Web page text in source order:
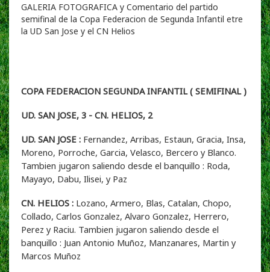
GALERIA FOTOGRAFICA y Comentario del partido
semifinal de la Copa Federacion de Segunda Infantil etre
la UD San Jose y el CN Helios
COPA FEDERACION SEGUNDA INFANTIL ( SEMIFINAL )
UD. SAN JOSE, 3 - CN. HELIOS, 2
UD. SAN JOSE : Fernandez, Arribas, Estaun, Gracia, Insa,
Moreno, Porroche, Garcia, Velasco, Bercero y Blanco.
Tambien jugaron saliendo desde el banquillo : Roda,
Mayayo, Dabu, Ilisei, y Paz
CN. HELIOS : Lozano, Armero, Blas, Catalan, Chopo,
Collado, Carlos Gonzalez, Alvaro Gonzalez, Herrero,
Perez y Raciu. Tambien jugaron saliendo desde el
banquillo : Juan Antonio Muñoz, Manzanares, Martin y
Marcos Muñoz